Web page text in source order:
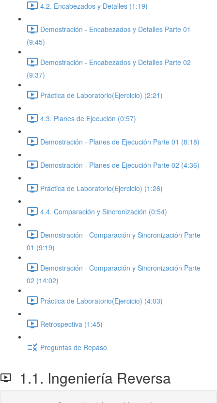
4.2. Encabezados y Detalles (1:19)
Demostración - Encabezados y Detalles Parte 01
(9:45)
Demostración - Encabezados y Detalles Parte 02
(9:37)
Práctica de Laboratorio(Ejercicio) (2:21)
4.3. Planes de Ejecución (0:57)
Demostración - Planes de Ejecución Parte 01 (8:18)
Demostración - Planes de Ejecución Parte 02 (4:36)
Práctica de Laboratorio(Ejercicio) (1:26)
4.4. Comparación y Sincronización (0:54)
Demostración - Comparación y Sincronización Parte
01 (9:19)
Demostración - Comparación y Sincronización Parte
02 (14:02)
Práctica de Laboratorio(Ejercicio) (4:03)
Retrospectiva (1:45)
Preguntas de Repaso
1.1. Ingeniería Reversa